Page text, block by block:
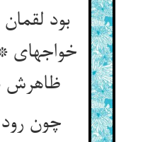
بود
خواجه‏ای
ظاهرش
چون